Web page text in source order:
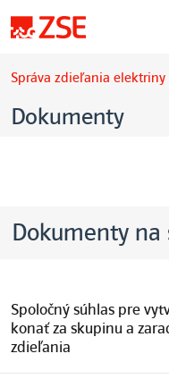
Správa zdieľania
Dokumenty
Dokumenty
Spoločný súhlas pre
konať za skupinu a
zdieľania